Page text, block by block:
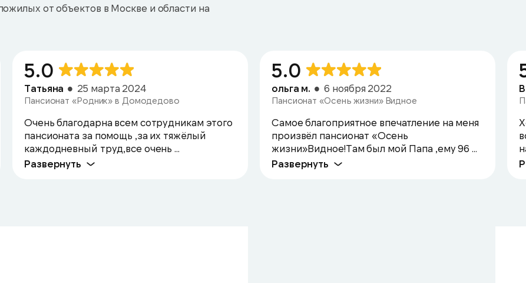
от объектов в Москве и области на
5.0
Татьяна 25 марта 2024
Пансионат «Родник» в Домодедово
Очень благодарна всем сотрудникам этого
пансионата за помощь ,за их тяжёлый
каждодневный труд,все очень ...
Развернуть
5.0
ольга м. 6 ноября 2022
Пансионат «Осень жизни» Видное
Самое благоприятное впечатление на меня
произвёл пансионат «Осень
жизни»Видное!Там был мой Папа ,ему 96 ...
Развернуть